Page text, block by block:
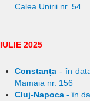
Calea Unirii nr. 54
IULIE 2025
Constanța - în
Mamaia nr. 156
Cluj-Napoca - în